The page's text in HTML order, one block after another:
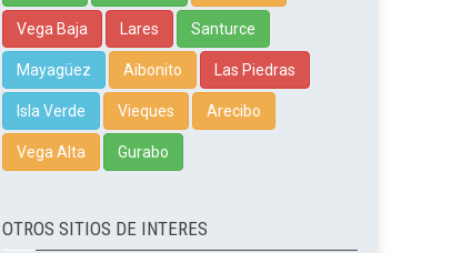
Vega Baja Lares Santurce
Mayagüez Aibonito Las Piedras
Isla Verde Vieques Arecibo
Vega Alta Gurabo
OTROS SITIOS DE INTERES